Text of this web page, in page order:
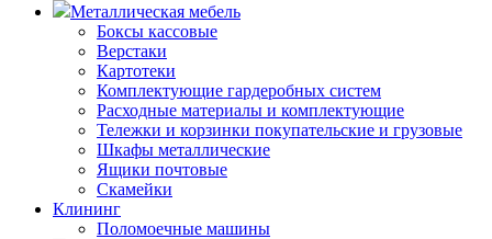
Металлическая мебель
Боксы кассовые
Верстаки
Картотеки
Комплектующие гардеробных систем
Расходные материалы и комплектующие
Тележки и корзинки покупательские и грузовые
Шкафы металлические
Ящики почтовые
Скамейки
Клининг
Поломоечные машины